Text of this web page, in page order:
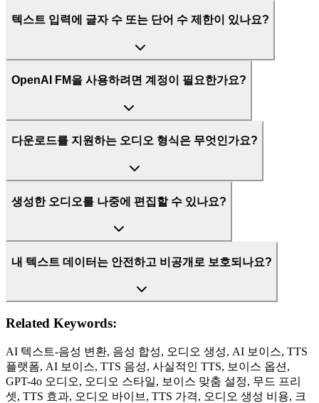
텍스트 입력에 글자 수 또는 단어 수 제한이 있나요?
OpenAI FM을 사용하려면 계정이 필요한가요?
다운로드를 지원하는 오디오 형식은 무엇인가요?
생성한 오디오를 나중에 편집할 수 있나요?
내 텍스트 데이터는 안전하고 비공개로 보호되나요?
Related Keywords:
AI 텍스트-음성 변환, 음성 합성, 오디오 생성, AI 보이스, TTS
플랫폼, AI 보이스, TTS 음성, 사실적인 TTS, 보이스 옵션,
GPT-4o 오디오, 오디오 스타일, 보이스 맞춤 설정, 무드 프리
셋, TTS 효과, 오디오 바이브, TTS 가격, 오디오 생성 비용, 크